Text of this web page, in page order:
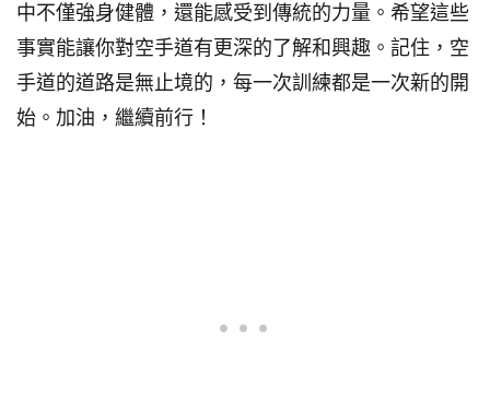
中不僅強身健體，還能感受到傳統的力量。希望這些
事實能讓你對空手道有更深的了解和興趣。記住，空
手道的道路是無止境的，每一次訓練都是一次新的開
始。加油，繼續前行！